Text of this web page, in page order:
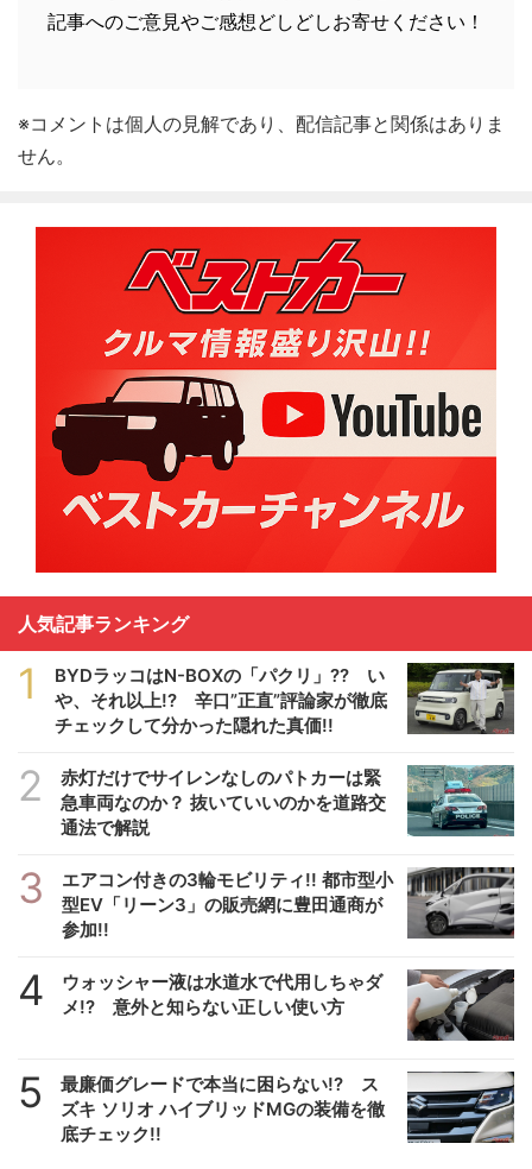
記事へのご意見やご感想どしどしお寄せください！
※コメントは個人の見解であり、配信記事と関係はありま
せん。
人気記事ランキング
1
BYDラッコはN-BOXの「パクリ」?? い
や、それ以上!? 辛口”正直”評論家が徹底
チェックして分かった隠れた真価!!
2
赤灯だけでサイレンなしのパトカーは緊
急車両なのか？ 抜いていいのかを道路交
通法で解説
3
エアコン付きの3輪モビリティ!! 都市型小
型EV「リーン3」の販売網に豊田通商が
参加!!
4
ウォッシャー液は水道水で代用しちゃダ
メ!? 意外と知らない正しい使い方
5
最廉価グレードで本当に困らない!? ス
ズキ ソリオ ハイブリッドMGの装備を徹
底チェック!!